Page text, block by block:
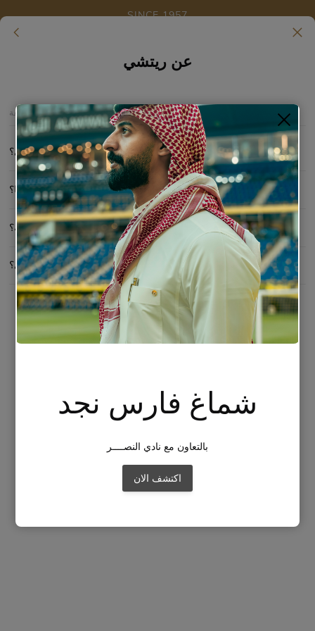
شماغ فارس نجد
بالتعاون مع نادي النصــــر
اكتشف الان
SINCE 1957
عن ريتشي
الأسئلة الشائعة
ما الذي يميز ريتشي؟
ما هو الضمان الذي تقدمة ريتشي على منتجاتها؟
كيف أتأكد أنني أحصل على أقمشة ريتشي الأصلية؟
كيف أتعرف على موزعي ريتشي؟